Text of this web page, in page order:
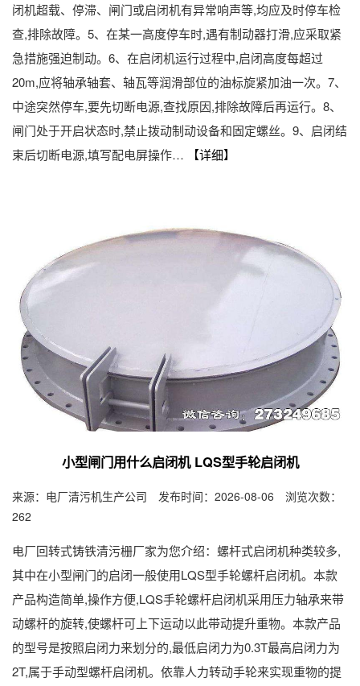
闭机超载、停滞、闸门或启闭机有异常响声等,均应及时停车检
查,排除故障。5、在某一高度停车时,遇有制动器打滑,应采取紧
急措施强迫制动。6、在启闭机运行过程中,启闭高度每超过
20m,应将轴承轴套、轴瓦等润滑部位的油标旋紧加油一次。7、
中途突然停车,要先切断电源,查找原因,排除故障后再运行。8、
闸门处于开启状态时,禁止拨动制动设备和固定螺丝。9、启闭结
束后切断电源,填写配电屏操作…
【详细】
小型闸门用什么启闭机 LQS型手轮启闭机
来源：电厂清污机生产公司 发布时间：2026-08-06 浏览次数：
262
电厂回转式铸铁清污栅厂家为您介绍：螺杆式启闭机种类较多,
其中在小型闸门的启闭一般使用LQS型手轮螺杆启闭机。本款
产品构造简单,操作方便,LQS手轮螺杆启闭机采用压力轴承来带
动螺杆的旋转,使螺杆可上下运动以此带动提升重物。本款产品
的型号是按照启闭力来划分的,最低启闭力为0.3T最高启闭力为
2T,属于手动型螺杆启闭机。依靠人力转动手轮来实现重物的提